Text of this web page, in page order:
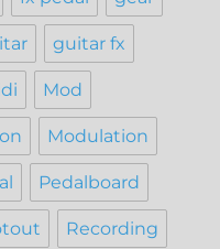
guitar fx
Mod
Modulation
Pedalboard
Recording